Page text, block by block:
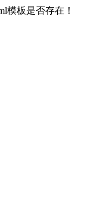
模板是否存在！